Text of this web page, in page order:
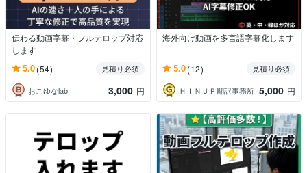
伝わる動画字幕・フルテロップ対応
します
5.0(54)
見積り必須
おこゆなlab
3,000 円
海外向け動画を多言語字幕化します
5.0(12)
見積り必須
ＨＩＮＵＰ翻訳事務所 5,000 円